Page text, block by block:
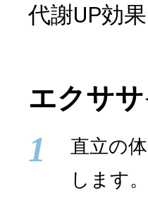
代謝UP効
エクサ
1
直立の
します